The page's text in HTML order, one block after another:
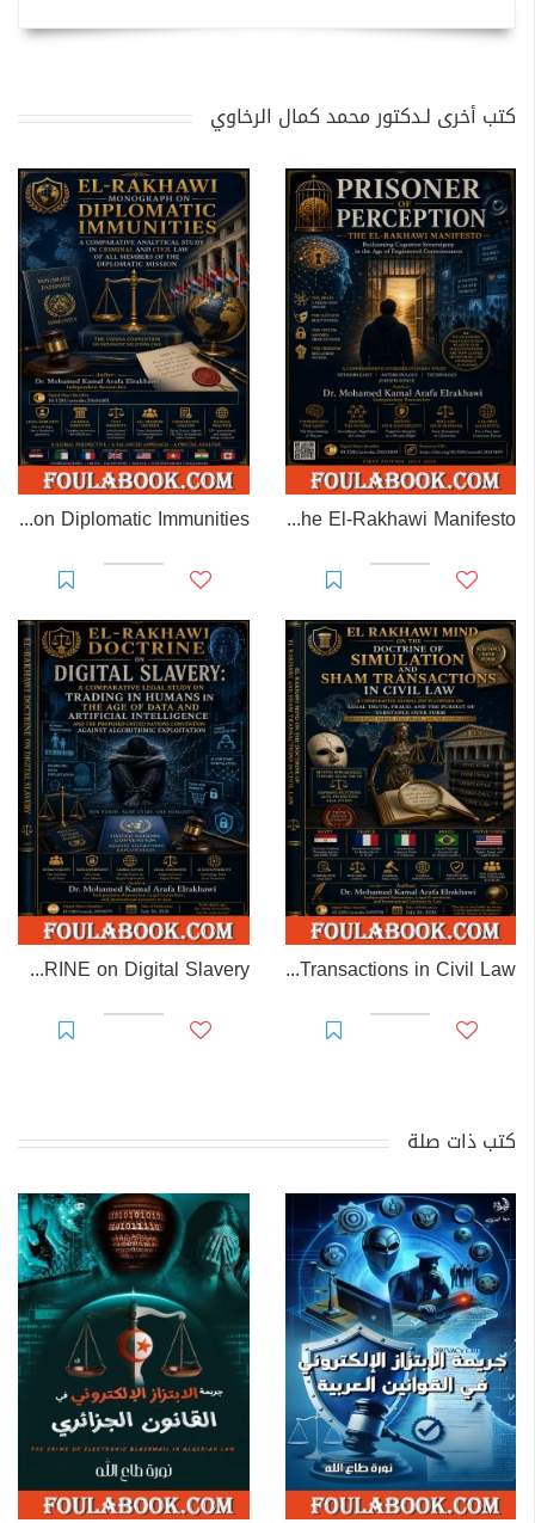
كتب أخرى لـدكتور محمد كمال الرخاوي
Prisoner of Perception: The El-Rakhawi Manifesto
EL-RAKHAWI MONOGRAPH on Diplomatic Immunities
EL RAKHAWI MIND on the Doctrine of Simulation and Sham Transactions in Civil Law
EL-RAKHAWI DOCTRINE on Digital Slavery
كتب ذات صلة